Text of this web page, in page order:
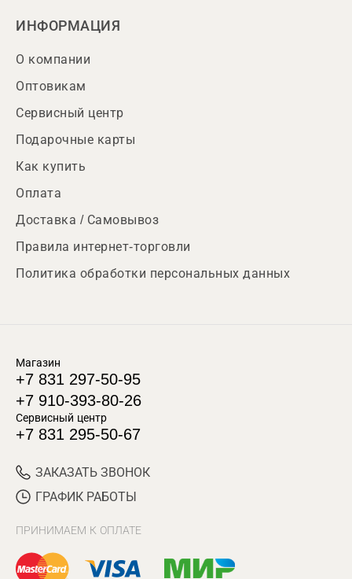
ИНФОРМАЦИЯ
О компании
Оптовикам
Сервисный центр
Подарочные карты
Как купить
Оплата
Доставка / Самовывоз
Правила интернет-торговли
Политика обработки персональных данных
Магазин
+7 831 297-50-95
+7 910-393-80-26
Сервисный центр
+7 831 295-50-67
ЗАКАЗАТЬ ЗВОНОК
ГРАФИК РАБОТЫ
ПРИНИМАЕМ К ОПЛАТЕ